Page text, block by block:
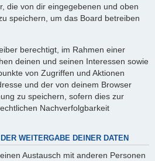
die von dir eingegebenen und oben
speichern, um das Board betreiben
berechtigt, im Rahmen einer
deinen und seinen Interessen sowie
von Zugriffen und Aktionen
und der von deinem Browser
zu speichern, sofern dies zur
Nachverfolgbarkeit
WEITERGABE DEINER DATEN
Austausch mit anderen Personen